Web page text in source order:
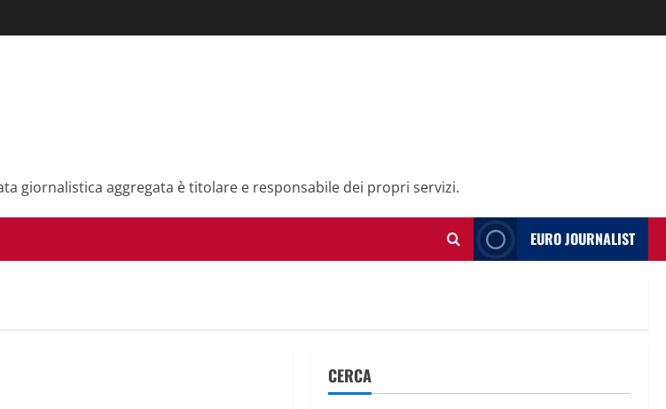
giornalistica aggregata è titolare e responsabile dei propri servizi.
EURO JOURNALIST
CERCA